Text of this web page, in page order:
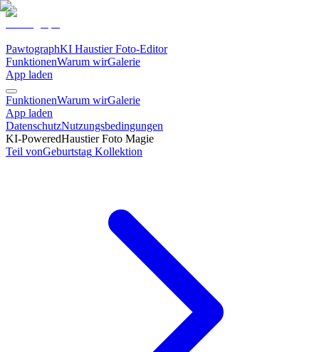
PawtographKI Haustier Foto-Editor
FunktionenWarum wirGalerie
App laden
FunktionenWarum wirGalerie
App laden
DatenschutzNutzungsbedingungen
KI-PoweredHaustier Foto Magie
Teil vonGeburtstag Kollektion